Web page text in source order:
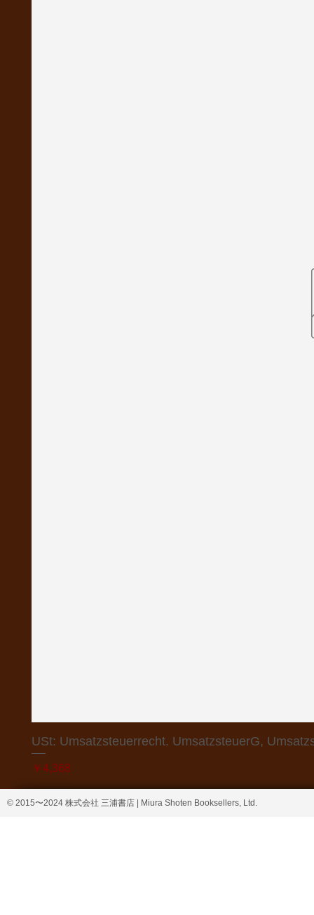
USt: Umsatzsteuerrecht. UmsatzsteuerG,
価格
￥4,368
© 2015〜2024 株式会社 三浦書店 | Miura Shoten Booksellers, Ltd.